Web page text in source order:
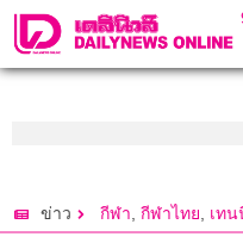
ข่าว กีฬา, กีฬาไทย, เทน